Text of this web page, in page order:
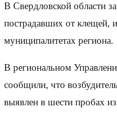
В Свердловской области
пострадавших от клещей,
муниципалитетах региона.
В региональном
сообщили, что
выявлен в шести пробах